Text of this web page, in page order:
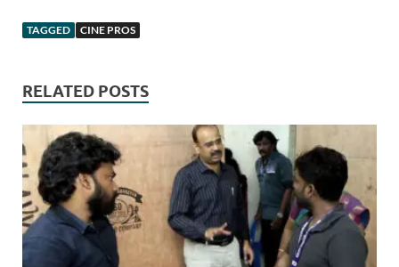
TAGGED CINE PROS
RELATED POSTS